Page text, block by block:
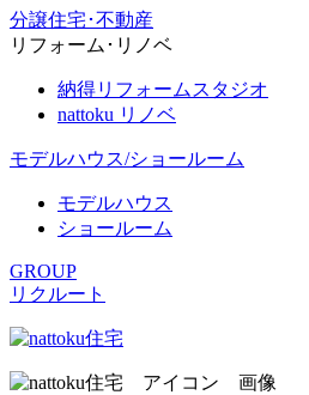
分譲住宅･不動産
リフォーム･リノベ
納得リフォームスタジオ
nattoku リノベ
モデルハウス/ショールーム
モデルハウス
ショールーム
GROUP
リクルート